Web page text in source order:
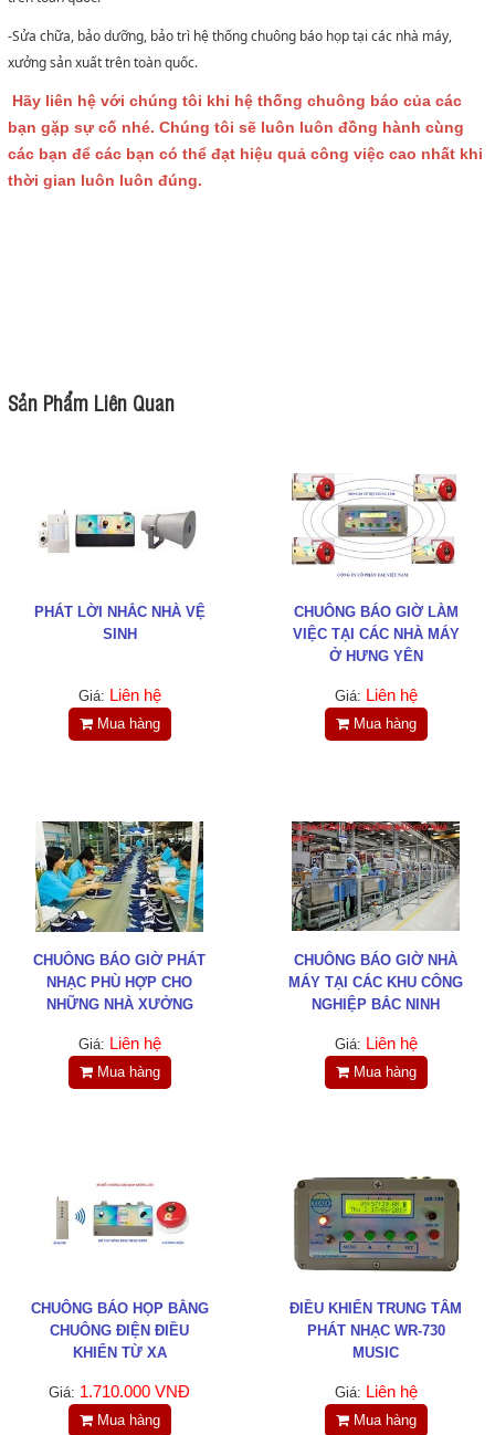
-Sửa chữa, bảo dưỡng, bảo trì hệ thống chuông báo họp tại các nhà máy,
xưởng sản xuất trên toàn quốc.
Hãy liên hệ với chúng tôi khi hệ thống chuông báo của các
bạn gặp sự cố nhé. Chúng tôi sẽ luôn luôn đồng hành cùng
các bạn để các bạn có thể đạt hiệu quả công việc cao nhất khi
thời gian luôn luôn đúng.
Sản Phẩm Liên Quan
PHÁT LỜI NHẮC NHÀ VỆ
SINH
Giá: Liên hệ
Mua hàng
CHUÔNG BÁO GIỜ LÀM
VIỆC TẠI CÁC NHÀ MÁY
Ở HƯNG YÊN
Giá: Liên hệ
Mua hàng
CHUÔNG BÁO GIỜ PHÁT
NHẠC PHÙ HỢP CHO
NHỮNG NHÀ XƯỞNG
Giá: Liên hệ
Mua hàng
CHUÔNG BÁO GIỜ NHÀ
MÁY TẠI CÁC KHU CÔNG
NGHIỆP BẮC NINH
Giá: Liên hệ
Mua hàng
CHUÔNG BÁO HỌP BẰNG
CHUÔNG ĐIỆN ĐIỀU
KHIỂN TỪ XA
Giá: 1.710.000 VNĐ
Mua hàng
ĐIỀU KHIỂN TRUNG TÂM
PHÁT NHẠC WR-730
MUSIC
Giá: Liên hệ
Mua hàng